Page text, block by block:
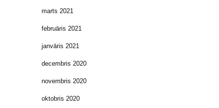
marts 2021
februāris 2021
janvāris 2021
decembris 2020
novembris 2020
oktobris 2020